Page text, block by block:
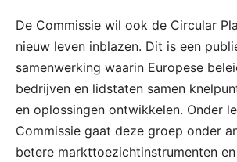
De Commissie wil ook de Circular
nieuw leven inblazen. Dit is een
samenwerking waarin Europese
bedrijven en lidstaten samen
en oplossingen ontwikkelen. Onder
Commissie gaat deze groep onder
betere markttoezichtinstrumenten